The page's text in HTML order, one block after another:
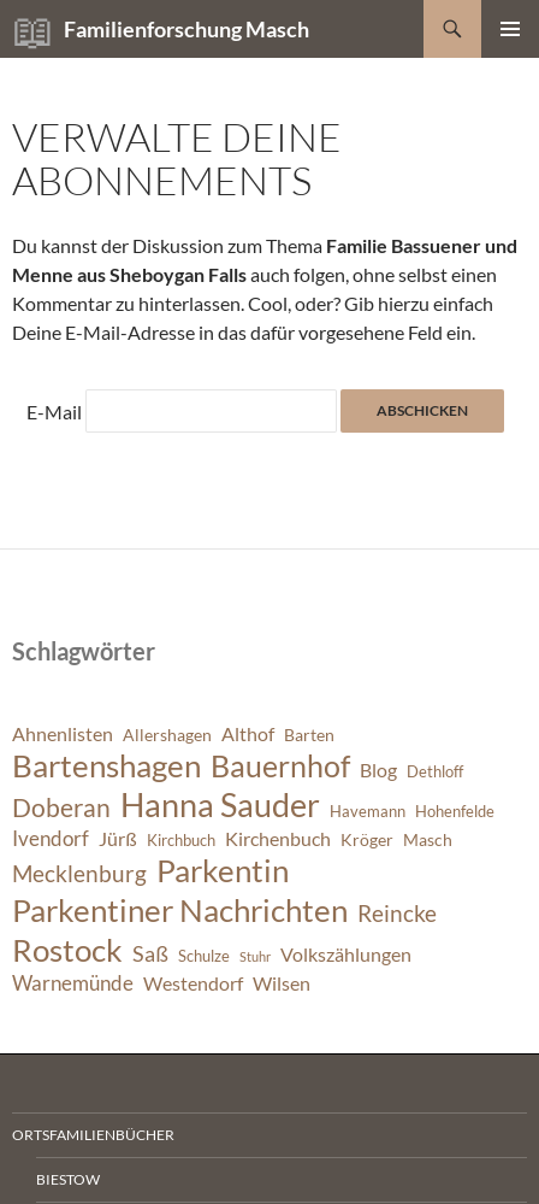
Zum
Inhalt
Familienforschung Masch
Suchen
VERWALTE DEINE
ABONNEMENTS
Du kannst der Diskussion zum Thema Familie Bassuener und
Menne aus Sheboygan Fallsauch folgen, ohne selbst einen
Kommentar zu hinterlassen. Cool, oder? Gib hierzu einfach
Deine E-Mail-Adresse in das dafür vorgesehene Feld ein.
E-Mail
Schlagwörter
Ahnenlisten Allershagen Althof Barten
Bartenshagen Bauernhof Blog Dethloff
Doberan Hanna Sauder Havemann Hohenfelde
Ivendorf Jürß Kirchbuch Kirchenbuch Kröger Masch
Mecklenburg Parkentin
Parkentiner Nachrichten Reincke
Rostock Saß Schulze Stuhr Volkszählungen
Warnemünde Westendorf Wilsen
ORTSFAMILIENBÜCHER
BIESTOW